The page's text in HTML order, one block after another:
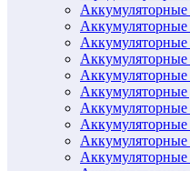
Аккумуляторные
Аккумуляторные
Аккумуляторные
Аккумуляторные